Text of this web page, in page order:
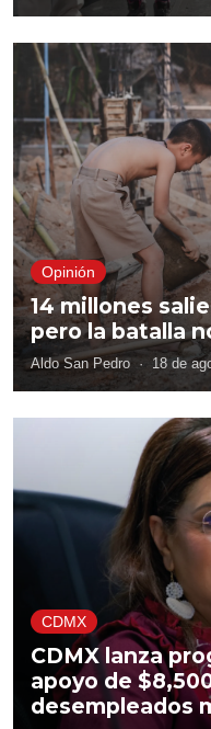
Opinión
14 millones
pero la batalla
Aldo San Pedro · 18 de
CDMX
CDMX lanza
apoyo de
desempleados